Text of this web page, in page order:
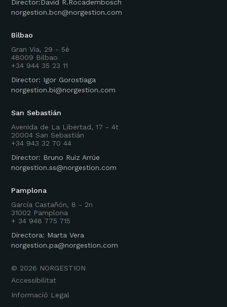
Director:David R.Rocadembosch
norgestion.bcn@norgestion.com
Bilbao
Gran Via, 29 - 5è
48009 Bilbao
+34 944 35 23 11
Director: Igor Gorostiaga
norgestion.bi@norgestion.com
San Sebastián
Avenida de La Libertad, 17 - 4t
20004 San Sebastián
+34 943 32 70 44
Director: Bruno Ruiz Arrúe
norgestion.ss@norgestion.com
Pamplona
García Castañón, 8 - 2n
31002 Pamplona
+ 34 948 775 715
Directora: Marta Vera
norgestion.pa@norgestion.com
Accessibilitat
Informació Legal
© 2026 NORGESTION